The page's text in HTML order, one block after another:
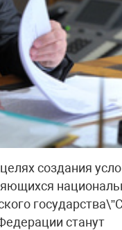
создания
станут